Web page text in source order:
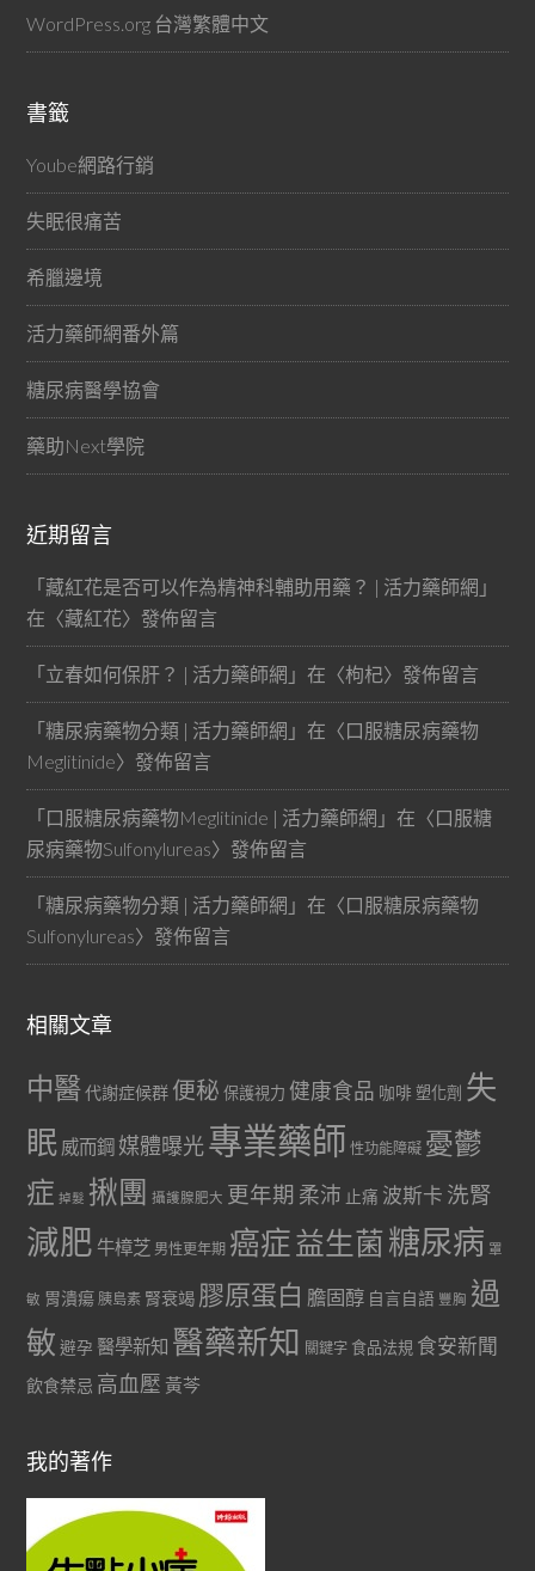
WordPress.org 台灣繁體中文
書籤
Yoube網路行銷
失眠很痛苦
希臘邊境
活力藥師網番外篇
糖尿病醫學協會
藥助Next學院
近期留言
「藏紅花是否可以作為精神科輔助用藥？ | 活力藥師網 」
在〈藏紅花〉發佈留言
「立春如何保肝？ | 活力藥師網 」在〈枸杞〉發佈留言
「糖尿病藥物分類 | 活力藥師網 」在〈口服糖尿病藥物
Meglitinide〉發佈留言
「口服糖尿病藥物Meglitinide | 活力藥師網 」在〈口服糖
尿病藥物Sulfonylureas〉發佈留言
「糖尿病藥物分類 | 活力藥師網 」在〈口服糖尿病藥物
Sulfonylureas〉發佈留言
相關文章
中醫代謝症候群 便秘 保護視力 健康食品 咖啡 塑化劑 失
眠 威而鋼 媒體曝光專業藥師 性功能障礙 憂鬱
症 掉髮 揪團 攝護腺肥大 更年期 柔沛 止痛 波斯卡 洗腎
減肥 牛樟芝 男性更年期 癌症益生菌 糖尿病 罩
敏 胃潰瘍 胰島素 腎衰竭 膠原蛋白 膽固醇 自言自語 豐胸 過
敏 避孕 醫學新知 醫藥新知 關鍵字 食品法規 食安新聞
飲食禁忌 高血壓 黃芩
我的著作